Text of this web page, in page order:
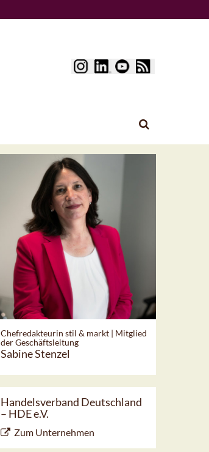
Chefredakteurin stil & markt | Mitglied
der Geschäftsleitung
Sabine Stenzel
Handelsverband Deutschland
– HDE e.V.
Zum Unternehmen